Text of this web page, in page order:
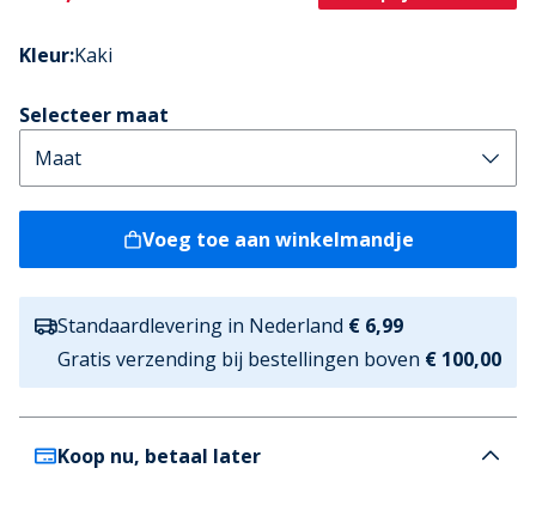
Kleur:Kaki
Selecteer maat
Voeg toe aan winkelmandje
Standaardlevering in Nederland € 6,99
Gratis verzending bij bestellingen boven € 100,00
Koop nu, betaal later